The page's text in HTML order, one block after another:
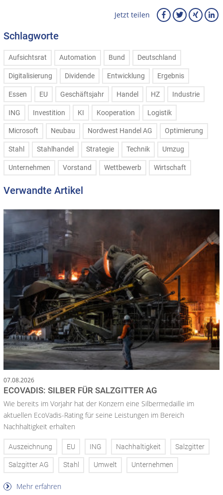
Jetzt teilen
Schlagworte
Aufsichtsrat Automation Bund Deutschland
Digitalisierung Dividende Entwicklung Ergebnis
Essen EU Geschäftsjahr Handel HZ Industrie
ING Investition KI Kooperation Logistik
Microsoft Neubau Nordwest Handel AG Optimierung
Stahl Stahlhandel Strategie Technik Umzug
Unternehmen Vorstand Wettbewerb Wirtschaft
Verwandte Artikel
07.08.2026
ECOVADIS: SILBER FÜR SALZGITTER AG
Wie bereits im Vorjahr hat der Konzern eine Silbermedaille im
aktuellen EcoVadis-Rating für seine Leistungen im Bereich
Nachhaltigkeit erhalten
Auszeichnung EU ING Nachhaltigkeit Salzgitter
Salzgitter AG Stahl Umwelt Unternehmen
Mehr erfahren